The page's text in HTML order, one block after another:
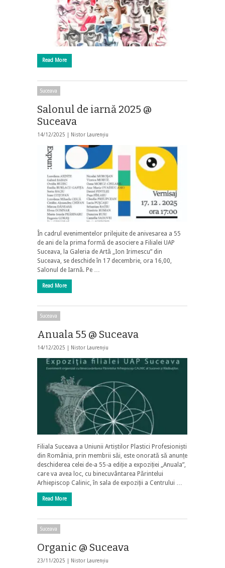
Read More
Suceava
Salonul de iarnă 2025 @
Suceava
14/12/2025 | Nistor Laurențiu
În cadrul evenimentelor prilejuite de anivesarea a 55
de ani de la prima formă de asociere a Filialei UAP
Suceava, la Galeria de Artă „Ion Irimescu” din
Suceava, se deschide în 17 decembrie, ora 16,00,
Salonul de Iarnă. Pe …
Read More
Suceava
Anuala 55 @ Suceava
14/12/2025 | Nistor Laurențiu
Filiala Suceava a Uniunii Artiștilor Plastici Profesioniști
din România, prin membrii săi, este onorată să anunțe
deschiderea celei de-a 55-a ediție a expoziției „Anuala”,
care va avea loc, cu binecuvântarea Părintelui
Arhiepiscop Calinic, în sala de expoziții a Centrului …
Read More
Suceava
Organic @ Suceava
23/11/2025 | Nistor Laurențiu